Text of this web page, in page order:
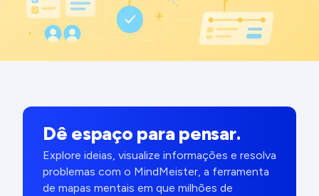
Dê espaço para pensar.
Explore ideias, visualize informações e resolva
problemas com o MindMeister, a ferramenta
de mapas mentais em que milhões de